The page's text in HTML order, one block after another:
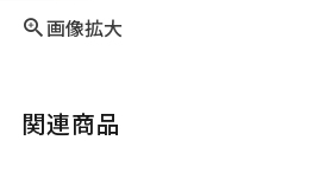
画像拡大
関連商品